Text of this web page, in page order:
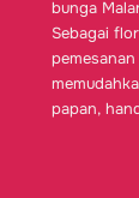
bunga
Sebagai
papan,